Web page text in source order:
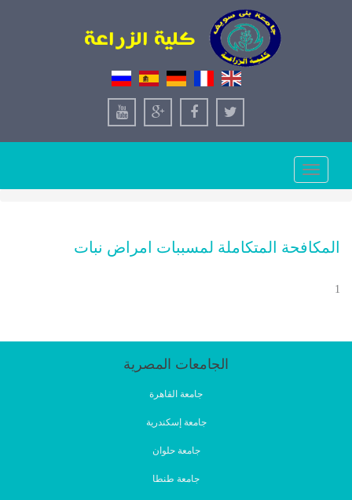
Toggle
navigation
المكافحة المتكاملة لمسببات امراض نبات
1
الجامعات المصرية
جامعة القاهرة
جامعة إسكندرية
جامعة حلوان
جامعة طنطا